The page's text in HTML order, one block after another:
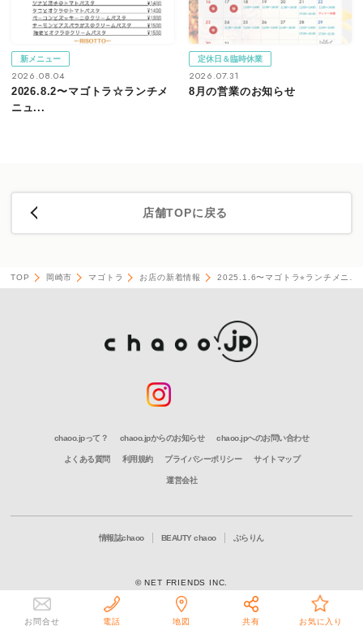
新メニュー
2026.08.04
2026.8.2〜マゴトラ☆ランチメ
ニュ...
定休日＆臨時休業
2026.07.31
8月の営業のお知らせ
店舗TOPに戻る
TOP 岡崎市 マゴトラ お店の新着情報 2025.1.6〜マゴトラ⭐︎ランチメニ…
chaoo.jpって？ chaoo.jpからのお知らせ chaoo.jpへのお問い合わせ
よくある質問 利用規約 プライバシーポリシー サイトマップ
運営会社
情報誌chaoo BEAUTY chaoo ぶらりん
© NET FRIENDS INC.